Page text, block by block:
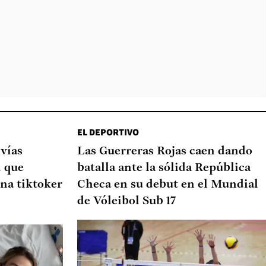
que
tiktoker
EL DEPORTIVO
Las Guerreras Rojas caen dando
batalla ante la sólida República
Checa en su debut en el Mundial
de Vóleibol Sub 17